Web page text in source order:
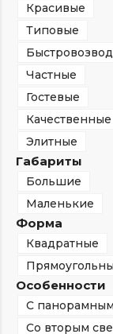
Красивые
Типовые
Частные
Гостевые
Качественные
Элитные
Габариты
Большие
Маленькие
Форма
Квадратные
Особенности
С
Со вторым